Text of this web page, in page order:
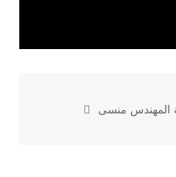
المهندس منسى